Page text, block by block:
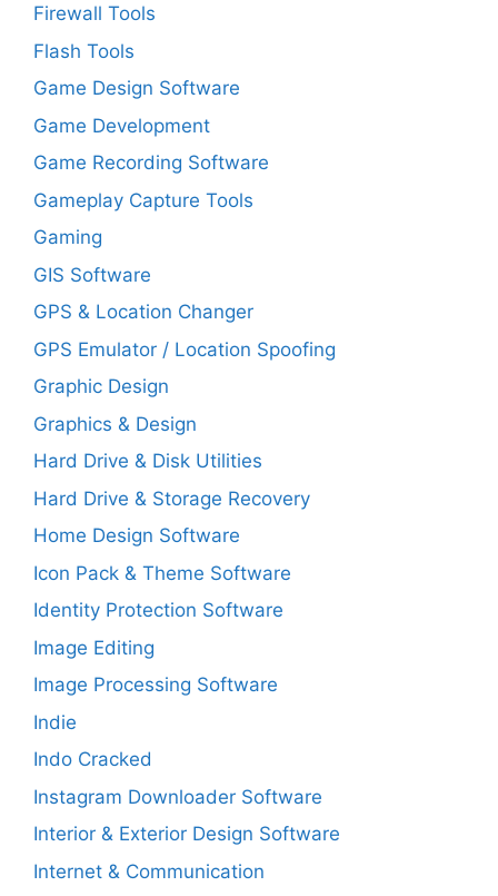
Firewall Tools
Flash Tools
Game Design Software
Game Development
Game Recording Software
Gameplay Capture Tools
Gaming
GIS Software
GPS & Location Changer
GPS Emulator / Location Spoofing
Graphic Design
Graphics & Design
Hard Drive & Disk Utilities
Hard Drive & Storage Recovery
Home Design Software
Icon Pack & Theme Software
Identity Protection Software
Image Editing
Image Processing Software
Indie
Indo Cracked
Instagram Downloader Software
Interior & Exterior Design Software
Internet & Communication